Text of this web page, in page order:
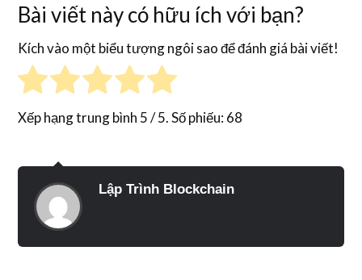
Bài viết này có hữu ích với bạn?
Kích vào một biểu tượng ngôi sao để đánh giá bài viết!
Xếp hạng trung bình 5/ 5. Số phiếu:68
Lập Trình Blockchain